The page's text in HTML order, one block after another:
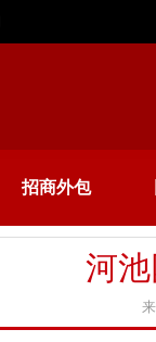
招商外包
河